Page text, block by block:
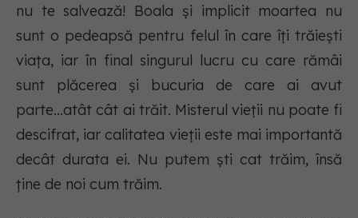
nu te salvează! Boala și implicit moartea nu
sunt o pedeapsă pentru felul în care îți trăiești
viața, iar în final singurul lucru cu care rămâi
sunt plăcerea și bucuria de care ai avut
parte...atât cât ai trăit. Misterul vieții nu poate fi
descifrat, iar calitatea vieții este mai importantă
decât durata ei. Nu putem ști cat trăim, însă
ține de noi cum trăim.